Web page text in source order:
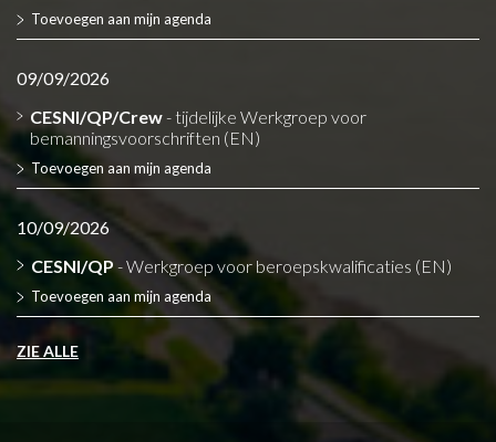
Toevoegen aan mijn agenda
09/09/2026
CESNI/QP/Crew- tijdelijke Werkgroep voor
bemanningsvoorschriften (EN)
Toevoegen aan mijn agenda
10/09/2026
CESNI/QP- Werkgroep voor beroepskwalificaties (EN)
Toevoegen aan mijn agenda
ZIE ALLE